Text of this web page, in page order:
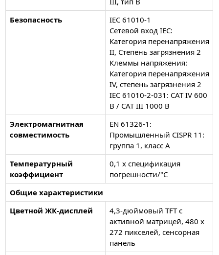
Безопасность
IEC 61010-1
Сетевой вход IEC:
Категория перенапряжения
II, Степень загрязнения 2
Клеммы напряжения:
Категория перенапряжения
IV, степень загрязнения 2
IEC 61010-2-031: CAT IV 600
В / CAT III 1000 В
Электромагнитная
совместимость
EN 61326-1:
Промышленный CISPR 11:
группа 1, класс A
Температурный
коэффициент
0,1 x спецификация
погрешности/°C
Общие характеристики
Цветной ЖК-дисплей
4,3-дюймовый TFT с
активной матрицей, 480 x
272 пикселей, сенсорная
панель